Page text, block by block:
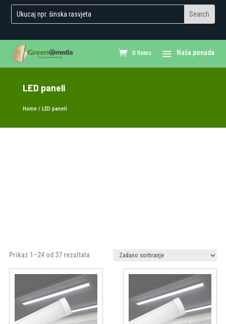
0 Items
LED paneli
Home/ LED paneli
Prikaz 1–24 od 37 rezultata